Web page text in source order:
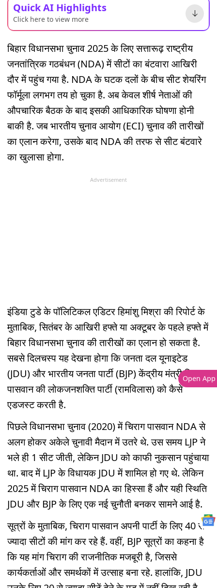
Quick AI Highlights
Click here to view more
बिहार विधानसभा चुनाव 2025 के लिए सत्तारूढ़ राष्ट्रीय
जनतांत्रिक गठबंधन (NDA) में सीटों का बंटवारा आखिरी
दौर में पहुंच गया है. NDA के घटक दलों के बीच सीट शेयरिंग
फॉर्मूला लगभग तय हो चुका है. अब केवल शीर्ष नेताओं की
औपचारिक बैठक के बाद इसकी आधिकारिक घोषणा होनी
बाकी है. जब भारतीय चुनाव आयोग (ECI) चुनाव की तारीखों
का एलान करेगा, उसके बाद NDA की तरफ से सीट बंटवारे
का खुलासा होगा.
Advertisement
इंडिया टुडे के पॉलिटिकल एडिटर हिमांशु मिश्रा की रिपोर्ट के
मुताबिक, सितंबर के आखिरी हफ्ते या अक्टूबर के पहले हफ्ते में
बिहार विधानसभा चुनाव की तारीखों का एलान हो सकता है.
सबसे दिलचस्प यह देखना होगा कि जनता दल यूनाइटेड
(JDU) और भारतीय जनता पार्टी (BJP) केंद्रीय मंत्री चिराग
पासवान की लोकजनशक्ति पार्टी (रामविलास) को कैसे
एडजस्ट करती है.
पिछले विधानसभा चुनाव (2020) में चिराग पासवान NDA से
अलग होकर अकेले चुनावी मैदान में उतरे थे. उस समय LJP ने
भले ही 1 सीट जीती, लेकिन JDU को काफी नुकसान पहुंचाया
था. बाद में LJP के विधायक JDU में शामिल हो गए थे. लेकिन
2025 में चिराग पासवान NDA का हिस्सा हैं और यही स्थिति
JDU और BJP के लिए एक नई चुनौती बनकर सामने आई है.
सूत्रों के मुताबिक, चिराग पासवान अपनी पार्टी के लिए 40 से
ज्यादा सीटों की मांग कर रहे हैं. वहीं, BJP सूत्रों का कहना है
कि यह मांग चिराग की राजनीतिक मजबूरी है, जिससे
कार्यकर्ताओं और समर्थकों में उत्साह बना रहे. हालांकि, JDU
Open App